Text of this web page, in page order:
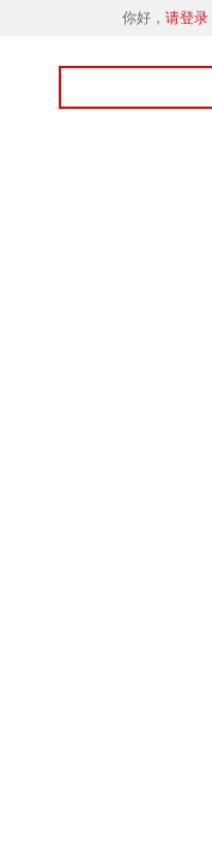
你好， 请登录